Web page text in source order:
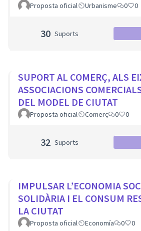
Proposta oficial Urbanisme 0 0
30 Suports
SUPORT AL COMERÇ, ALS
ASSOCIACIONS
DEL MODEL DE CIUTAT
Proposta oficial Comerç 0 0
32 Suports
IMPULSAR L’ECONOMIA
SOLIDÀRIA I EL CONSUM
LA CIUTAT
Proposta oficial Economía 0 0